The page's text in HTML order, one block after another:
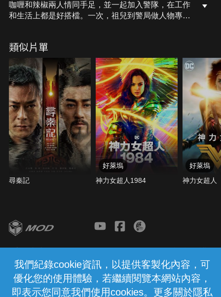
我們紀錄cookie資訊，以提供客製化內容，可
優化您的使用體驗，若繼續閱覽本網站內容，
即表示您同意我們使用cookies。更多關於隱私
咖喱和辣椒兩人情同手足，並一起加入警隊，在工作
和生活上都是好搭檔。一次，祖兒到警局做人物專
後，兩人無意中調查出軍火走私的線索，但因錯誤評
估風險，導致好友死於非命，他們心感沮喪，矢志要
將匪徒一網打盡。
類似片單
尋秦記
好萊塢
神力女超人1984
好萊塢
神力女超人
中華電信股份有限公司個人家庭分公司
(統一編號：96979949) © 2026